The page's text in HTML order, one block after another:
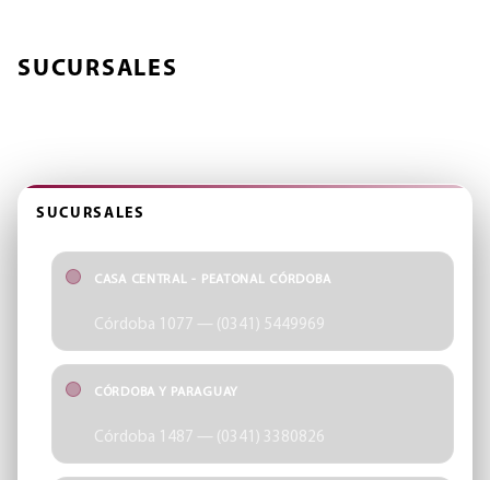
SUCURSALES
SUCURSALES
CASA CENTRAL - PEATONAL CÓRDOBA
Córdoba 1077 — (0341) 5449969
CÓRDOBA Y PARAGUAY
Córdoba 1487 — (0341) 3380826